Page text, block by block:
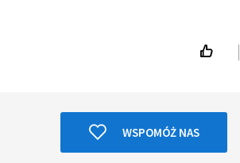
WSPOMÓŻ NAS